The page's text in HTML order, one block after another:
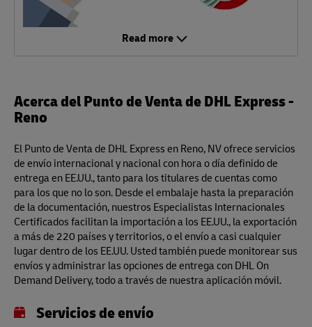
Read more
Acerca del Punto de Venta de DHL Express -
Reno
El Punto de Venta de DHL Express en Reno, NV ofrece servicios
de envío internacional y nacional con hora o día definido de
entrega en EE.UU., tanto para los titulares de cuentas como
para los que no lo son. Desde el embalaje hasta la preparación
de la documentación, nuestros Especialistas Internacionales
Certificados facilitan la importación a los EE.UU., la exportación
a más de 220 países y territorios, o el envío a casi cualquier
lugar dentro de los EE.UU. Usted también puede monitorear sus
envíos y administrar las opciones de entrega con DHL On
Demand Delivery, todo a través de nuestra aplicación móvil.
Servicios de envío